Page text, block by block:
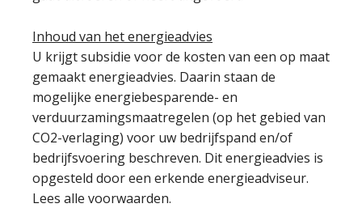
Inhoud van het energieadvies
U krijgt subsidie voor de kosten van een op maat
gemaakt energieadvies. Daarin staan de
mogelijke energiebesparende- en
verduurzamingsmaatregelen (op het gebied van
CO2-verlaging) voor uw bedrijfspand en/of
bedrijfsvoering beschreven. Dit energieadvies is
opgesteld door een erkende energieadviseur.
Lees alle voorwaarden.